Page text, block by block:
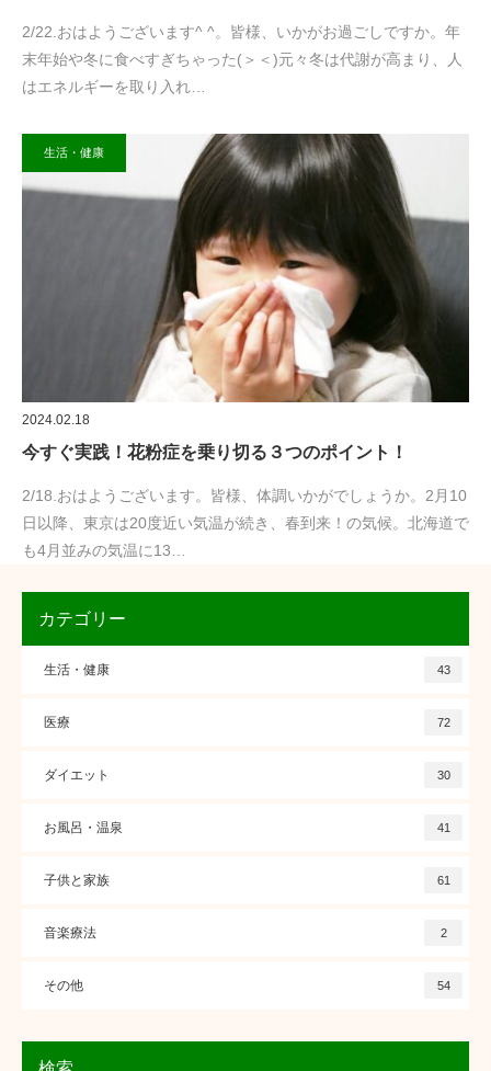
2/22.おはようございます^ ^。皆様、いかがお過ごしですか。年
末年始や冬に食べすぎちゃった(＞＜)元々冬は代謝が高まり、人
はエネルギーを取り入れ…
生活・健康
2024.02.18
今すぐ実践！花粉症を乗り切る３つのポイント！
2/18.おはようございます。皆様、体調いかがでしょうか。2月10
日以降、東京は20度近い気温が続き、春到来！の気候。北海道で
も4月並みの気温に13…
カテゴリー
生活・健康 43
医療 72
ダイエット 30
お風呂・温泉 41
子供と家族 61
音楽療法 2
その他 54